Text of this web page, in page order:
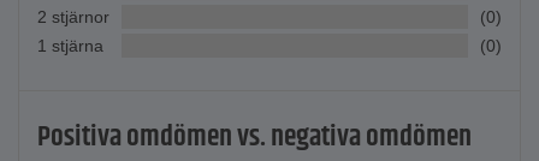
2 stjärnor
(0)
1 stjärna
(0)
Positiva omdömen vs. negativa omdömen